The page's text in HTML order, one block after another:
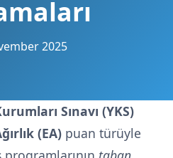
2025
Sınavı (YKS)
(EA) puan türüyle